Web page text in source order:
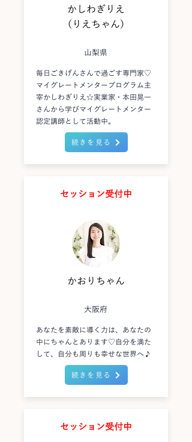
かしわぎりえ
（りえちゃん）
山梨県
毎日ごきげんさんで過ごす専門家♡
マイグレートメンタープログラム主
宰かしわぎりえ☆実業家・本田晃一
さんから学びマイグレートメンター
認定講師として活動中。
続きを見る
セッション受付中
かおりちゃん
大阪府
あなたを素敵に導く力は、あなたの
中にちゃんとあります♡自分を満た
して、自分も周りも幸せな世界へ♪
続きを見る
セッション受付中